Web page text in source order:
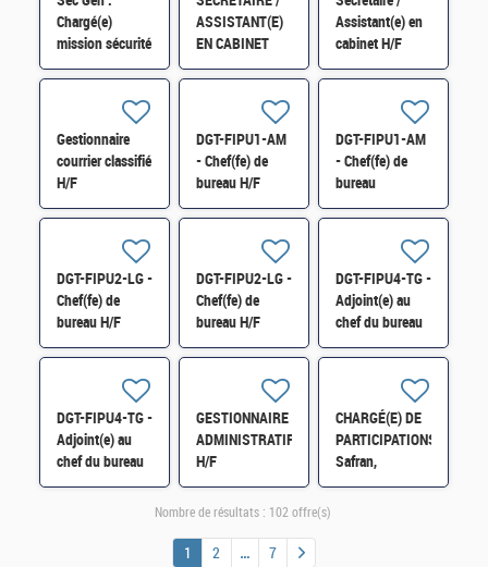
ArianeGroup
H/F
Chargé(e)
mission sécurité
économique
de défense et
sécurité Guyane
(SHFDS) H/F
ASSISTANT(E)
EN CABINET
H/F
Assistant(e) en
cabinet H/F
Gestionnaire
courrier classifié
H/F
DGT-FIPU1-AM
- Chef(fe) de
bureau H/F
DGT-FIPU1-AM
- Chef(fe) de
bureau
DGT-FIPU2-LG -
Chef(fe) de
bureau H/F
DGT-FIPU2-LG -
Chef(fe) de
bureau H/F
DGT-FIPU4-TG -
Adjoint(e) au
chef du bureau
Fipu4 -
DGT-FIPU4-TG -
Adjoint(e) au
chef du bureau
Fipu4 -
GESTIONNAIRE
ADMINISTRATIF
H/F
CHARGÉ(E) DE
PARTICIPATIONS
Safran,
Chantiers de
Nombre de résultats : 102 offre(s)
1 2 7